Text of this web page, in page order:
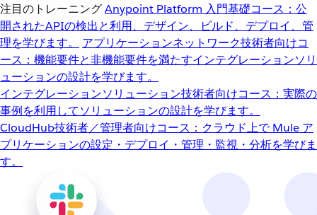
注目のトレーニングAnypoint Platform 入門基礎コース：公
開されたAPIの検出と利用、デザイン、ビルド、デプロイ、管
理を学びます。
アプリケーションネットワーク技術者向けコ
ース：機能要件と非機能要件を満たすインテグレーションソリ
ューションの設計を学びます。
インテグレーションソリューション技術者向けコース：実際の
事例を利用してソリューションの設計を学びます。
CloudHub技術者／管理者向けコース：クラウド上で Mule ア
プリケーションの設定・デプロイ・管理・監視・分析を学びま
す。